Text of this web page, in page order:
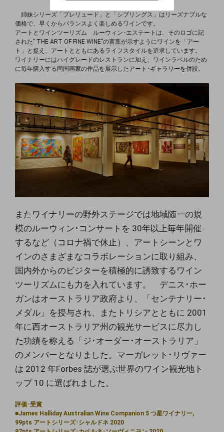
姉妹シリーズ「プレリュード」と「シブリングス」はリーズナブルな
価格で、早くからバランスよく楽しめるワインです。
アートとワインツーリズム ルーウィン･エステートは、そのロゴに記
された” THE ART OF FINE WINE”の⾔葉が⽰すようにワインを「アー
ト」と捉え、アート とともにあるライフスタイルを追求しています。
ワイナリーにはハイ グレードのレストランに加え、ワインラベルのため
に毎年購⼊する同国画家の作品を展⽰したアート･ギャラリーを併設。
またワイナリーの野外ステージでは地域随⼀の規
模のルーウィン･コンサートを 30年以上毎年開催
するなど（コロナ禍で休⽌）、アートシーンとワ
インのさまざまなコラボレーションに取り組み、
国内外からのビジターを積極的に誘致するワイン
ツーリズムにも⼒を⼊れています。
デニス･ホー
ガンはオーストラリア政府より、「センテナリー･
メダル」を授与され、またトリシアとともに 2001
年に⻄オーストラリア州の観光サービスに尽⼒し
た功績を称える「ジ･オーダー･オーストラ リア」
のメンバーとなりました。マーガレット･リヴァー
は 2012 年Forbes 誌が選ぶ世界のワイン観光地ト
ップ 10 に選ばれました。
評価･受賞
■James Halliday Australian Wine Companion 5 つ星ワイナリー,
99pts アートシリーズ･シャルドネ 2020